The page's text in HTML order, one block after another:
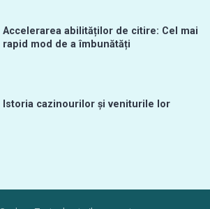
Accelerarea abilităților de citire: Cel mai
rapid mod de a îmbunătăți
Istoria cazinourilor și veniturile lor